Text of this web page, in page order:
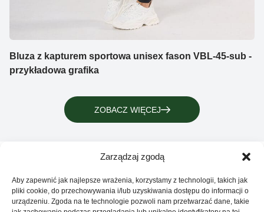
Zarządzaj zgodą
Aby zapewnić jak najlepsze wrażenia, korzystamy z technologii, takich jak
pliki cookie, do przechowywania i/lub uzyskiwania dostępu do informacji o
urządzeniu. Zgoda na te technologie pozwoli nam przetwarzać dane, takie
Bluza z kapturem sportowa unisex fason VBL-45-sub -
przykładowa grafika
ZOBACZ WIĘCEJ